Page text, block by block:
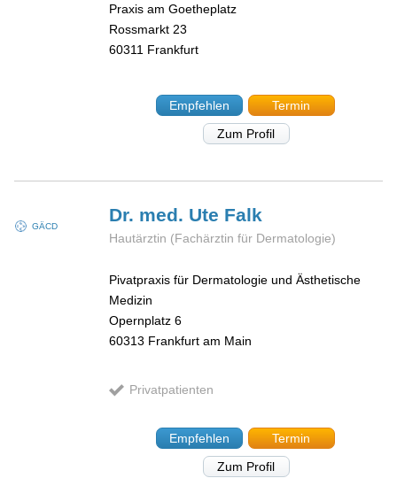
Praxis am Goetheplatz
Rossmarkt 23
60311 Frankfurt
Empfehlen
Termin
Zum Profil
GÄCD
Dr. med. Ute Falk
Hautärztin (Fachärztin für Dermatologie)
Pivatpraxis für Dermatologie und Ästhetische
Medizin
Opernplatz 6
60313 Frankfurt am Main
Privatpatienten
Empfehlen
Termin
Zum Profil